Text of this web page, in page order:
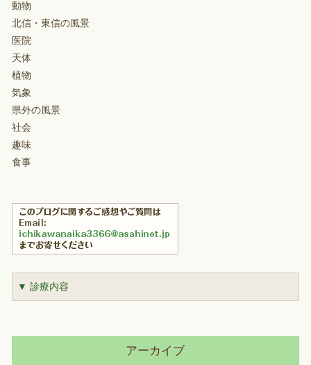
動物
北信・東信の風景
医院
天体
植物
気象
県外の風景
社会
趣味
食事
▼ 診療内容
アーカイブ